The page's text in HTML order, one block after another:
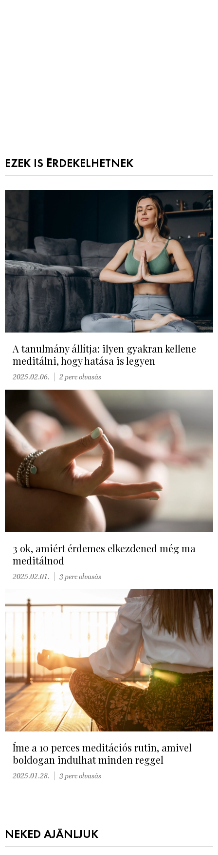
EZEK IS ÉRDEKELHETNEK
A tanulmány állítja: ilyen gyakran kellene
meditálni, hogy hatása is legyen
2025.02.06. 2 perc olvasás
3 ok, amiért érdemes elkezdened még ma
meditálnod
2025.02.01. 3 perc olvasás
Íme a 10 perces meditációs rutin, amivel
boldogan indulhat minden reggel
2025.01.28. 3 perc olvasás
NEKED AJÁNLJUK